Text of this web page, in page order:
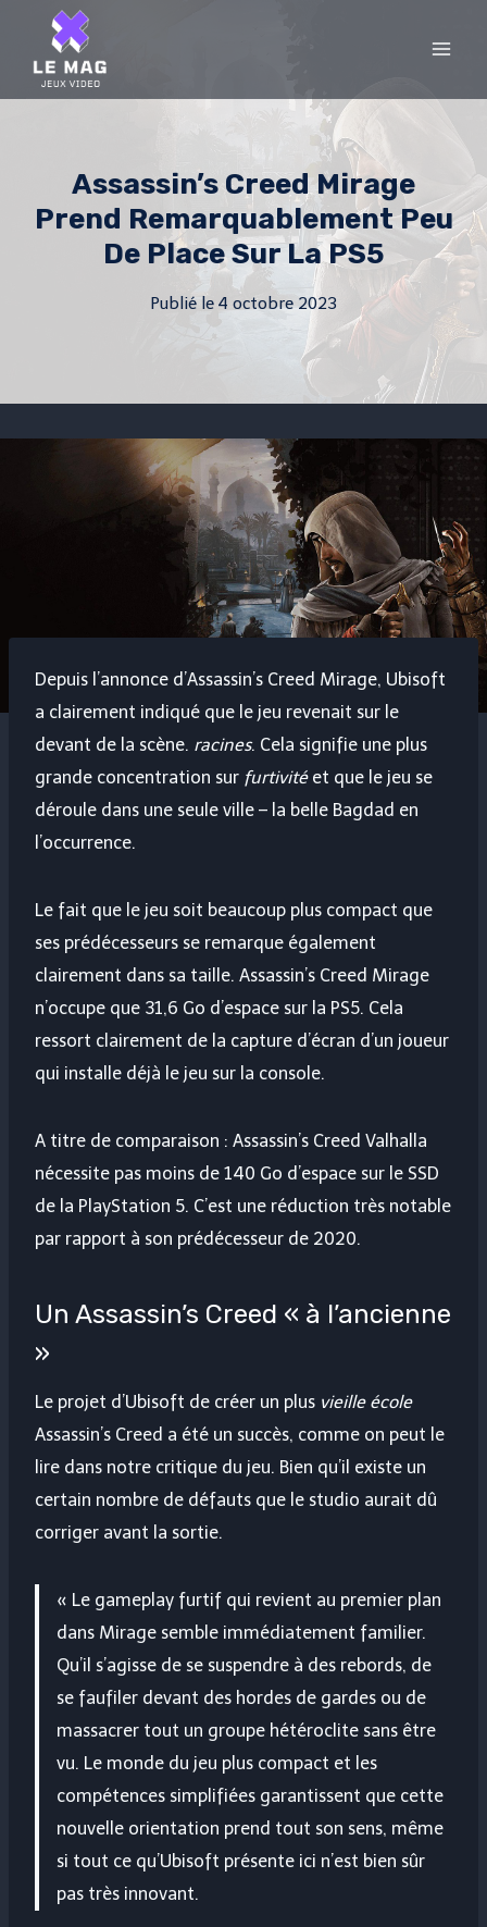
content
Assassin’s Creed Mirage
Prend Remarquablement Peu
De Place Sur La PS5
Publié le 4 octobre 2023
Depuis l’annonce d’Assassin’s Creed Mirage, Ubisoft
a clairement indiqué que le jeu revenait sur le
devant de la scène. racines. Cela signifie une plus
grande concentration sur furtivitéet que le jeu se
déroule dans une seule ville – la belle Bagdad en
l’occurrence.
Le fait que le jeu soit beaucoup plus compact que
ses prédécesseurs se remarque également
clairement dans sa taille. Assassin’s Creed Mirage
n’occupe que 31,6 Go d’espace sur la PS5. Cela
ressort clairement de la capture d’écran d’un joueur
qui installe déjà le jeu sur la console.
A titre de comparaison : Assassin’s Creed Valhalla
nécessite pas moins de 140 Go d’espace sur le SSD
de la PlayStation 5. C’est une réduction très notable
par rapport à son prédécesseur de 2020.
Un Assassin’s Creed « à l’ancienne
»
Le projet d’Ubisoft de créer un plus vieille école
Assassin’s Creed a été un succès, comme on peut le
lire dans notre critique du jeu. Bien qu’il existe un
certain nombre de défauts que le studio aurait dû
corriger avant la sortie.
« Le gameplay furtif qui revient au premier plan
dans Mirage semble immédiatement familier.
Qu’il s’agisse de se suspendre à des rebords, de
se faufiler devant des hordes de gardes ou de
massacrer tout un groupe hétéroclite sans être
vu. Le monde du jeu plus compact et les
compétences simplifiées garantissent que cette
nouvelle orientation prend tout son sens, même
si tout ce qu’Ubisoft présente ici n’est bien sûr
pas très innovant.